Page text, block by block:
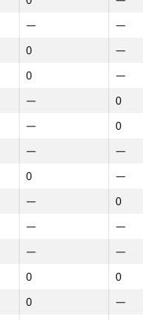
—
—
0
—
0
—
—
0
—
0
—
—
0
—
—
0
—
—
—
—
0
0
0
—
—
—
0
—
0
—
—
0
—
0
—
—
0
—
—
0
—
—
—
—
0
0
0
—